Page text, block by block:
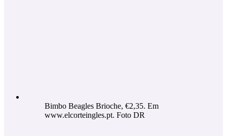
Bimbo Beagles Brioche, €2,35. Em
www.elcorteingles.pt. Foto DR